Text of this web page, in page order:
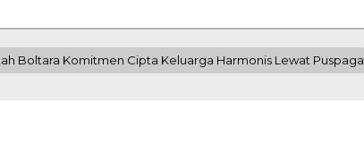
Boltara Komitmen Cipta Keluarga Harmonis Lewat Puspaga